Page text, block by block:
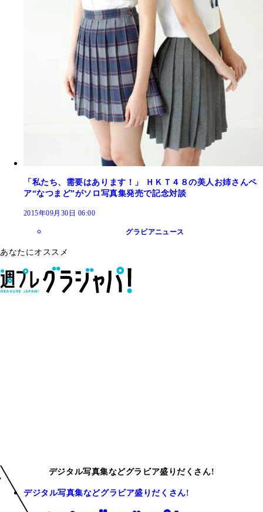
「私たち、需要はあります！」 ＨＫＴ４８の美人お姉さんペ
ア“なつまど”がソロ写真集発売で記念対談
2015年09月30日 06:00
グラビアニュース
あなたにオススメ
デジタル写真集などグラビア盛りだくさん!
デジタル写真集などグラビア盛りだくさん!